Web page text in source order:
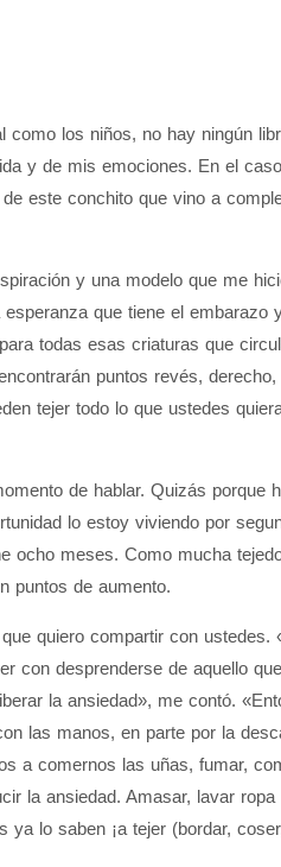
los niños, no hay ningún
y de mis emociones. En el
este conchito que vino a
y una modelo que me
que tiene el embarazo
todas esas criaturas que
puntos revés,
tejer todo lo que ustedes
de hablar. Quizás porque
lo estoy viviendo por
ocho meses. Como mucha
puntos de aumento.
quiero compartir con ustedes.
con desprenderse de aquello
la ansiedad», me contó.
las manos, en parte por la
a comernos las uñas, fumar,
la ansiedad. Amasar, lavar ropa
lo saben ¡a tejer (bordar,